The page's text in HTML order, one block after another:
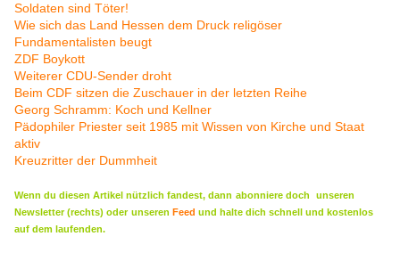
Soldaten sind Töter!
Wie sich das Land Hessen dem Druck religöser
Fundamentalisten beugt
ZDF Boykott
Weiterer CDU-Sender droht
Beim CDF sitzen die Zuschauer in der letzten Reihe
Georg Schramm: Koch und Kellner
Pädophiler Priester seit 1985 mit Wissen von Kirche und Staat
aktiv
Kreuzritter der Dummheit
Wenn du diesen Artikel nützlich fandest, dann abonniere doch
unseren
Newsletter (rechts) oder unseren Feed und halte dich schnell und kostenlos
auf dem laufenden.